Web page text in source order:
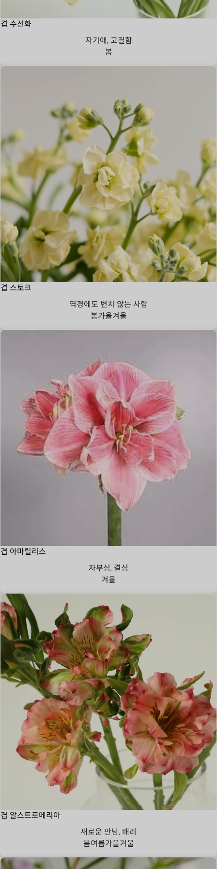
겹 수선화
자기애, 고결함
봄
겹 스토크
역경에도 변치 않는 사랑
봄가을겨울
겹 아마릴리스
자부심, 결심
겨울
겹 알스트로메리아
새로운 만남, 배려
봄여름가을겨울